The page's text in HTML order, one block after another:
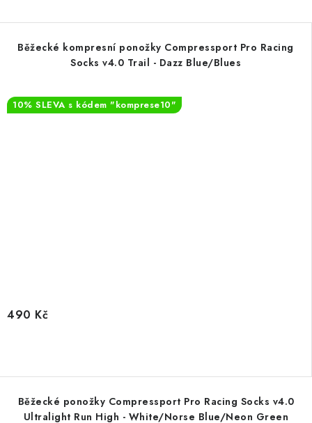
Běžecké kompresní ponožky Compressport Pro Racing
Socks v4.0 Trail - Dazz Blue/Blues
10% SLEVA s kódem "komprese10"
490 Kč
Běžecké ponožky Compressport Pro Racing Socks v4.0
Ultralight Run High - White/Norse Blue/Neon Green